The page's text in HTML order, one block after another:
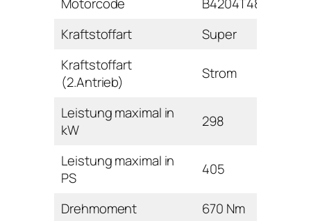
Motorcode
B4204T48
Kraftstoffart
Super
Kraftstoffart
(2.Antrieb)
Strom
Leistung maximal in
kW
298
Leistung maximal in
PS
405
Drehmoment
670 Nm